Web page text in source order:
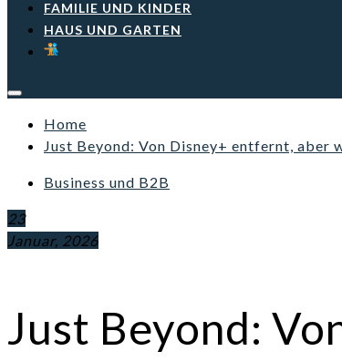
FAMILIE UND KINDER
HAUS UND GARTEN
Home
Just Beyond: Von Disney+ entfernt, aber
Business und B2B
23
Januar, 2026
Just Beyond: